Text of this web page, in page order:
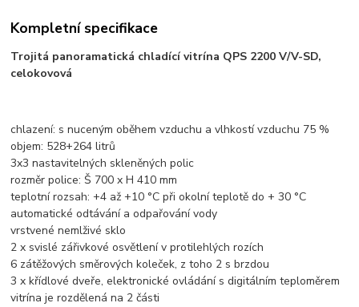
Kompletní specifikace
Trojitá panoramatická chladící vitrína QPS 2200 V/V-SD,
celokovová
chlazení: s nuceným oběhem vzduchu a vlhkostí vzduchu 75 %
objem: 528+264 litrů
3x3 nastavitelných skleněných polic
rozměr police: Š 700 x H 410 mm
teplotní rozsah: +4 až +10 °C při okolní teplotě do + 30 °C
automatické odtávání a odpařování vody
vrstvené nemlživé sklo
2 x svislé zářivkové osvětlení v protilehlých rozích
6 zátěžových směrových koleček, z toho 2 s brzdou
3 x křídlové dveře, elektronické ovládání s digitálním teploměrem
vitrína je rozdělená na 2 části